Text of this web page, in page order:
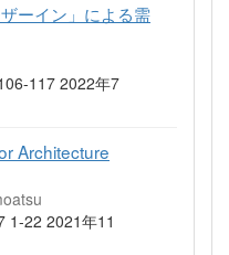
ーイン」による需
117 2022年7
Architecture
1-22 2021年11